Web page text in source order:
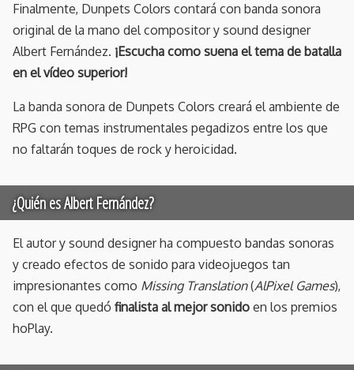
Finalmente, Dunpets Colors contará con banda sonora
original de la mano del compositor y sound designer
Albert Fernández. ¡Escucha como suena el tema de batalla
en el vídeo superior!
La banda sonora de Dunpets Colors creará el ambiente de
RPG con temas instrumentales pegadizos entre los que
no faltarán toques de rock y heroicidad.
¿Quién es Albert Fernández?
El autor y sound designer ha compuesto bandas sonoras
y creado efectos de sonido para videojuegos tan
impresionantes como Missing Translation(AlPixel Games),
con el que quedó finalista al mejor sonido en los premios
hoPlay.